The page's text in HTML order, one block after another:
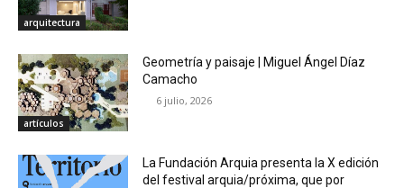
arquitectura
artículos
Geometría y paisaje | Miguel Ángel Díaz
Camacho
6 julio, 2026
La Fundación Arquia presenta la X edición
del festival arquia/próxima, que por